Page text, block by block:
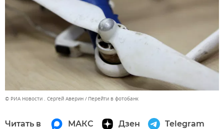
© РИА Новости . Сергей Аверин Перейти в фотобанк
Читать в МАКС Дзен Telegram